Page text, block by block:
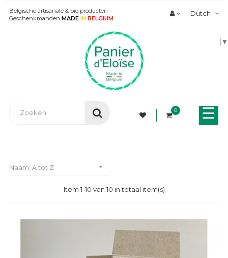
Belgische artisanale & bio producten -
Geschenkmanden MADE IN BELGIUM
Dutch
▼
0 ☰
Naam: A tot Z 
Item 1-10 van 10 in totaal item(s)